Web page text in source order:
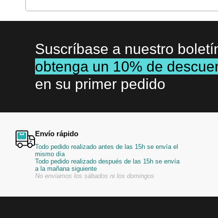
Suscríbase a nuestro
obtenga un 10% de
en su primer pedido
Envío rápido
Todo pedido realizado antes de las 15h se envía el
mismo día
Todo pedido realizado después de las 15h se envía
a la mañana siguiente
No enviamos los sábados ni los domingos